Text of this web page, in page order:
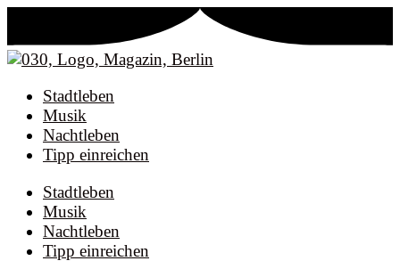
Stadtleben
Musik
Nachtleben
Tipp einreichen
Stadtleben
Musik
Nachtleben
Tipp einreichen